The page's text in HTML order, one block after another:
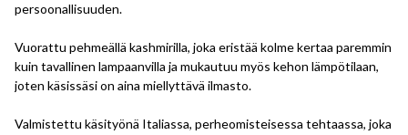
persoonallisuuden.
Vuorattu pehmeällä kashmirilla, joka eristää kolme kertaa paremmin
kuin tavallinen lampaanvilla ja mukautuu myös kehon lämpötilaan,
joten käsissäsi on aina miellyttävä ilmasto.
Valmistettu käsityönä Italiassa, perheomisteisessa tehtaassa, joka